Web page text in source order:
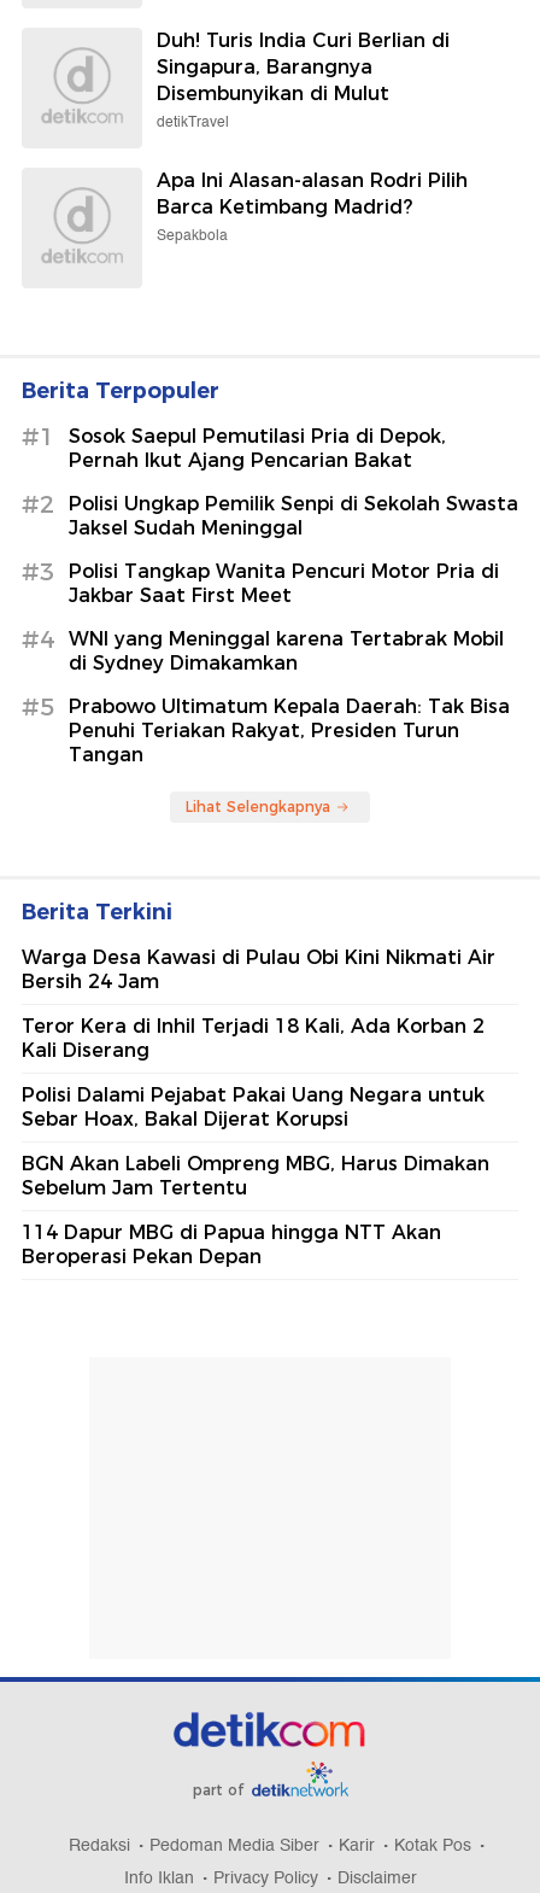
Duh! Turis India Curi Berlian di
Singapura, Barangnya
Disembunyikan di Mulut
detikTravel
Apa Ini Alasan-alasan Rodri Pilih
Barca Ketimbang Madrid?
Sepakbola
Berita Terpopuler
#1
Sosok Saepul Pemutilasi Pria di Depok,
Pernah Ikut Ajang Pencarian Bakat
#2
Polisi Ungkap Pemilik Senpi di Sekolah Swasta
Jaksel Sudah Meninggal
#3
Polisi Tangkap Wanita Pencuri Motor Pria di
Jakbar Saat First Meet
#4
WNI yang Meninggal karena Tertabrak Mobil
di Sydney Dimakamkan
#5
Prabowo Ultimatum Kepala Daerah: Tak Bisa
Penuhi Teriakan Rakyat, Presiden Turun
Tangan
Lihat Selengkapnya
Berita Terkini
Warga Desa Kawasi di Pulau Obi Kini Nikmati Air
Bersih 24 Jam
Teror Kera di Inhil Terjadi 18 Kali, Ada Korban 2
Kali Diserang
Polisi Dalami Pejabat Pakai Uang Negara untuk
Sebar Hoax, Bakal Dijerat Korupsi
BGN Akan Labeli Ompreng MBG, Harus Dimakan
Sebelum Jam Tertentu
114 Dapur MBG di Papua hingga NTT Akan
Beroperasi Pekan Depan
part of
Redaksi Pedoman Media Siber Karir
Kotak Pos
Info Iklan
Privacy Policy Disclaimer